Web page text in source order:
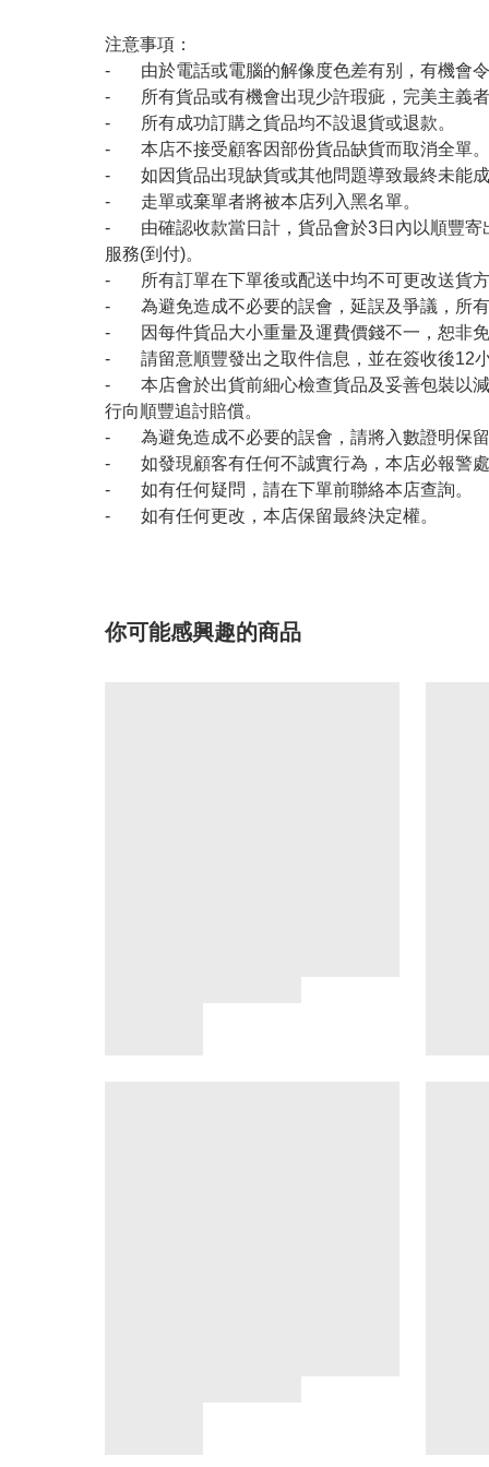
注意事項：
- 由於電話或電腦的解像度色差有别，有機會令
- 所有貨品或有機會出現少許瑕疵，完美主義
- 所有成功訂購之貨品均不設退貨或退款。
- 本店不接受顧客因部份貨品缺貨而取消全單。
- 如因貨品出現缺貨或其他問題導致最終未能成
- 走單或棄單者將被本店列入黑名單。
- 由確認收款當日計，貨品會於3日內以順豐寄
服務(到付)。
- 所有訂單在下單後或配送中均不可更改送貨方
- 為避免造成不必要的誤會，延誤及爭議，所
- 因每件貨品大小重量及運費價錢不一，恕非免
- 請留意順豐發出之取件信息，並在簽收後12
- 本店會於出貨前細心檢查貨品及妥善包裝以減
行向順豐追討賠償。
- 為避免造成不必要的誤會，請將入數證明保留
- 如發現顧客有任何不誠實行為，本店必報警
- 如有任何疑問，請在下單前聯絡本店查詢。
- 如有任何更改，本店保留最終決定權。
你可能感興趣的商品